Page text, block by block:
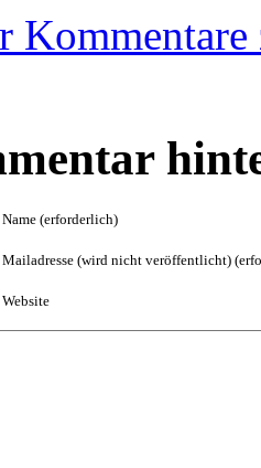
Name (erforderlich)
Mailadresse (wird nicht veröffentlicht)
Website